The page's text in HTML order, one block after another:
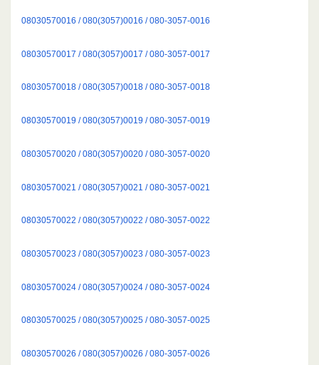
08030570016 / 080(3057)0016 / 080-3057-0016
08030570017 / 080(3057)0017 / 080-3057-0017
08030570018 / 080(3057)0018 / 080-3057-0018
08030570019 / 080(3057)0019 / 080-3057-0019
08030570020 / 080(3057)0020 / 080-3057-0020
08030570021 / 080(3057)0021 / 080-3057-0021
08030570022 / 080(3057)0022 / 080-3057-0022
08030570023 / 080(3057)0023 / 080-3057-0023
08030570024 / 080(3057)0024 / 080-3057-0024
08030570025 / 080(3057)0025 / 080-3057-0025
08030570026 / 080(3057)0026 / 080-3057-0026